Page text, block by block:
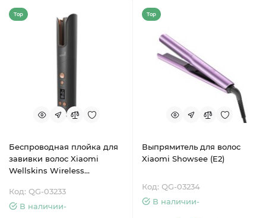
Top
Беспроводная плойка для
завивки волос Xiaomi
Wellskins Wireless
Код: QG-03233
В наличии-
Top
Выпрямитель для волос
Xiaomi Showsee (E2)
Код: QG-03234
В наличии-